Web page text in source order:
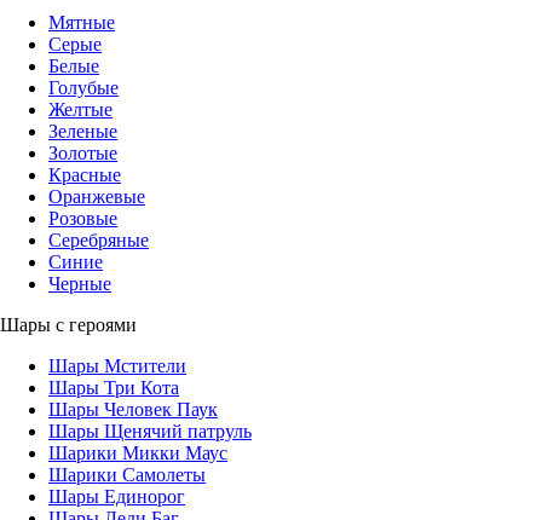
Мятные
Серые
Белые
Голубые
Желтые
Зеленые
Золотые
Красные
Оранжевые
Розовые
Серебряные
Синие
Черные
Шары с героями
Шары Мстители
Шары Три Кота
Шары Человек Паук
Шары Щенячий патруль
Шарики Микки Маус
Шарики Самолеты
Шары Единорог